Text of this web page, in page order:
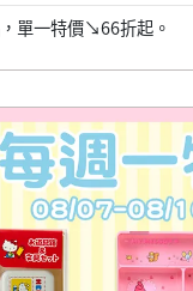
單一特價↘66折起。